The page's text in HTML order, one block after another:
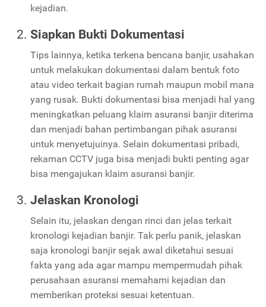
kejadian.
Siapkan Bukti Dokumentasi
Tips lainnya, ketika terkena bencana banjir, usahakan
untuk melakukan dokumentasi dalam bentuk foto
atau video terkait bagian rumah maupun mobil mana
yang rusak. Bukti dokumentasi bisa menjadi hal yang
meningkatkan peluang klaim asuransi banjir diterima
dan menjadi bahan pertimbangan pihak asuransi
untuk menyetujuinya. Selain dokumentasi pribadi,
rekaman CCTV juga bisa menjadi bukti penting agar
bisa mengajukan klaim asuransi banjir.
Jelaskan Kronologi
Selain itu, jelaskan dengan rinci dan jelas terkait
kronologi kejadian banjir. Tak perlu panik, jelaskan
saja kronologi banjir sejak awal diketahui sesuai
fakta yang ada agar mampu mempermudah pihak
perusahaan asuransi memahami kejadian dan
memberikan proteksi sesuai ketentuan.